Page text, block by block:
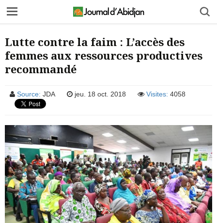
Lutte contre la faim : L’accès des
femmes aux ressources productives
recommandé
Source: JDA jeu. 18 oct. 2018 Visites: 4058